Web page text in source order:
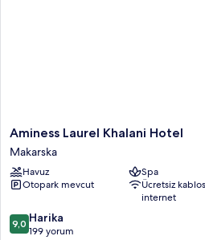
Aminess
Laurel
Khalani
Hotel
Makarska
Aminess Laurel Khalani Hotel
Makarska
Havuz
Spa
Otopark mevcut
Ücretsiz
internet
10
üzerinden
9,0 Harika
199 yorum